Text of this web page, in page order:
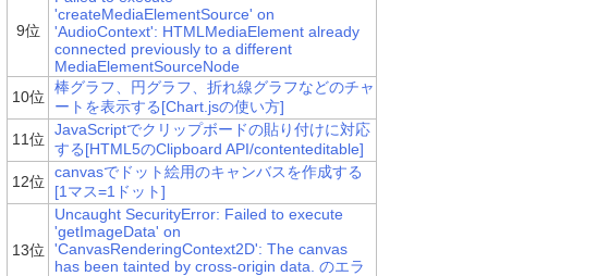
9位
'createMediaElementSource' on
'AudioContext': HTMLMediaElement already
connected previously to a different
MediaElementSourceNode
10位
棒グラフ、円グラフ、折れ線グラフなどのチャ
ートを表示する[Chart.jsの使い方]
11位
JavaScriptでクリップボードの貼り付けに対応
する[HTML5のClipboard API/contenteditable]
12位
canvasでドット絵用のキャンバスを作成する
[1マス=1ドット]
13位
Uncaught SecurityError: Failed to execute
'getImageData' on
'CanvasRenderingContext2D': The canvas
has been tainted by cross-origin data. のエラ